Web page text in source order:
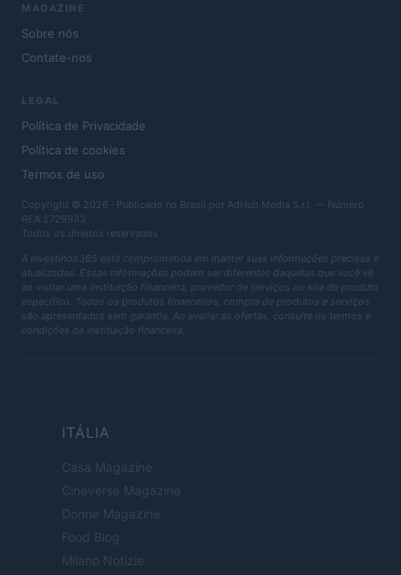
MAGAZINE
Sobre nós
Contate-nos
LEGAL
Política de Privacidade
Política de cookies
Termos de uso
Copyright © 2026 · Publicado no Brasil por AdHub Media S.r.l. — Número
REA 2729933
Todos os direitos reservados
A Investindo365 está comprometida em manter suas informações precisas e
atualizadas. Essas informações podem ser diferentes daquelas que você vê
ao visitar uma instituição financeira, provedor de serviços ou site de produto
específico. Todos os produtos financeiros, compra de produtos e serviços
são apresentados sem garantia. Ao avaliar as ofertas, consulte os termos e
condições da instituição financeira.
ITÁLIA
Casa Magazine
Cineverse Magazine
Donne Magazine
Food Blog
Milano Notizie